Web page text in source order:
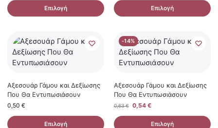
Επιλογή Επιλογή
Αξεσουάρ Γάμου και Δεξίωσης
Που Θα Εντυπωσιάσουν
0,50 €
Επιλογή
-14%
Αξεσουάρ Γάμου και Δεξίωσης
Που Θα Εντυπωσιάσουν
0,63€ 0,54 €
Επιλογή